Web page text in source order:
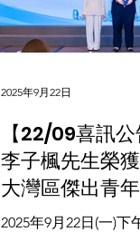
【22/09喜訊
李子楓先生榮
大灣區傑出青
社會責任獎)
2025年9月22日(一)下
2025年9月22日